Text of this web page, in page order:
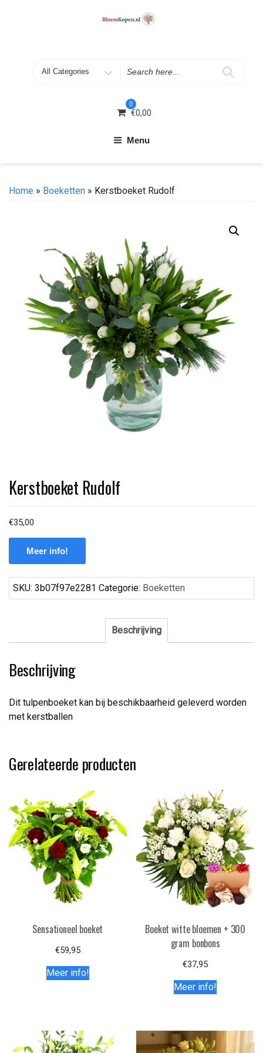
0
€0,00
Menu
Home » Boeketten » Kerstboeket Rudolf
Kerstboeket Rudolf
€35,00
Meer info!
SKU: 3b07f97e2281 Categorie: Boeketten
Beschrijving
Beschrijving
Dit tulpenboeket kan bij beschikbaarheid geleverd worden
met kerstballen
Gerelateerde producten
Sensationeel boeket
€59,95
Meer info!
Boeket witte bloemen + 300
gram bonbons
€37,95
Meer info!